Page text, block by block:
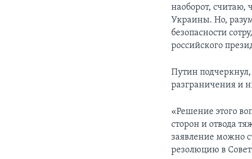
наоборот, считаю,
Украины. Но,
безопасности
российского
Путин
разграничения и
«Решение этого
сторон и отвода
заявление можно
резолюцию в